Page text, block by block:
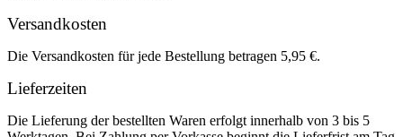
Versandkosten
Die Versandkosten für jede Bestellung betragen 5,95 €.
Lieferzeiten
Die Lieferung der bestellten Waren erfolgt innerhalb von 3 bis 5